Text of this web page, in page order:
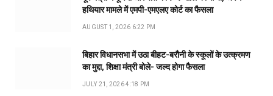
हथियार मामले में एमपी-एमएलए कोर्ट का फैसला
AUGUST 1, 2026 6:22 PM
बिहार विधानसभा में उठा बीहट-बरौनी के स्कूलों के उत्क्रमण
का मुद्दा, शिक्षा मंत्री बोले- जल्द होगा फैसला
JULY 21, 2026 4:18 PM